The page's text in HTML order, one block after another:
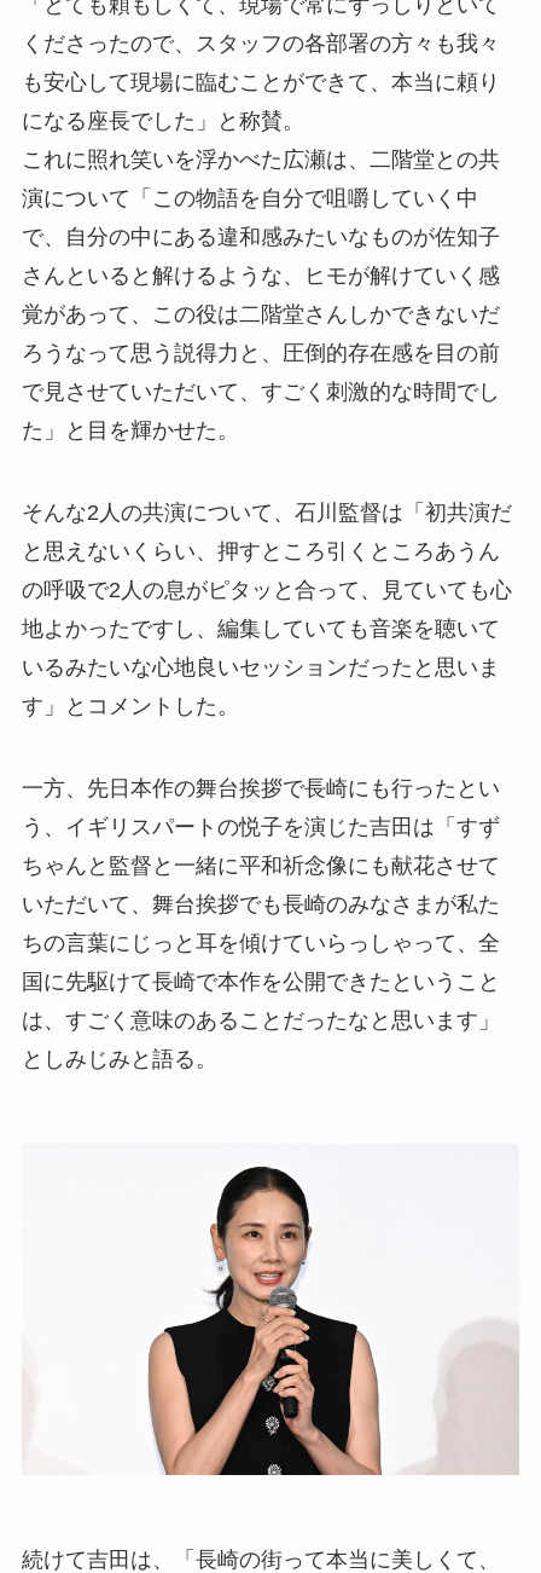
「とても頼もしくて、現場で常にずっしりといて
くださったので、スタッフの各部署の方々も我々
も安心して現場に臨むことができて、本当に頼り
になる座長でした」と称賛。
これに照れ笑いを浮かべた広瀬は、二階堂との共
演について「この物語を自分で咀嚼していく中
で、自分の中にある違和感みたいなものが佐知子
さんといると解けるような、ヒモが解けていく感
覚があって、この役は二階堂さんしかできないだ
ろうなって思う説得力と、圧倒的存在感を目の前
で見させていただいて、すごく刺激的な時間でし
た」と目を輝かせた。
そんな2人の共演について、石川監督は「初共演だ
と思えないくらい、押すところ引くところあうん
の呼吸で2人の息がピタッと合って、見ていても心
地よかったですし、編集していても音楽を聴いて
いるみたいな心地良いセッションだったと思いま
す」とコメントした。
一方、先日本作の舞台挨拶で長崎にも行ったとい
う、イギリスパートの悦子を演じた吉田は「すず
ちゃんと監督と一緒に平和祈念像にも献花させて
いただいて、舞台挨拶でも長崎のみなさまが私た
ちの言葉にじっと耳を傾けていらっしゃって、全
国に先駆けて長崎で本作を公開できたということ
は、すごく意味のあることだったなと思います」
としみじみと語る。
続けて吉田は、「長崎の街って本当に美しくて、